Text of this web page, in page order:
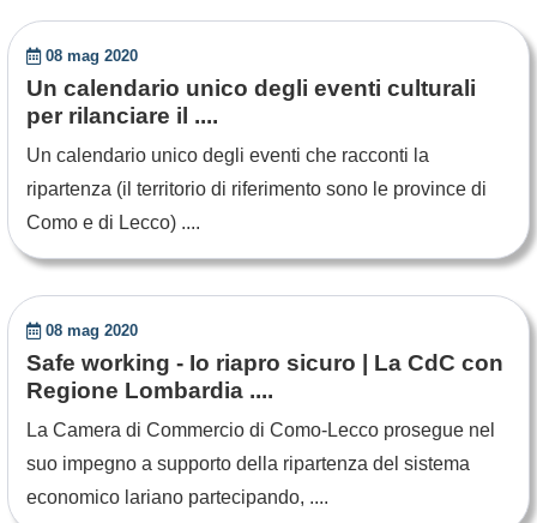
08 mag 2020
Un calendario unico degli eventi culturali
per rilanciare il ....
Un calendario unico degli eventi che racconti la
ripartenza (il territorio di riferimento sono le province di
Como e di Lecco) ....
08 mag 2020
Safe working - Io riapro sicuro | La CdC con
Regione Lombardia ....
La Camera di Commercio di Como-Lecco prosegue nel
suo impegno a supporto della ripartenza del sistema
economico lariano partecipando, ....